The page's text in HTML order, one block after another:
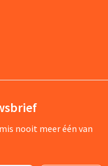
nooit meer één van